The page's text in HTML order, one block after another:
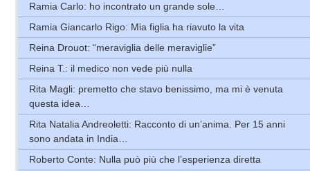
Ramia Carlo: ho incontrato un grande sole…
Ramia Giancarlo Rigo: Mia figlia ha riavuto la vita
Reina Drouot: “meraviglia delle meraviglie”
Reina T.: il medico non vede più nulla
Rita Magli: premetto che stavo benissimo, ma mi è venuta
questa idea…
Rita Natalia Andreoletti: Racconto di un’anima. Per 15 anni
sono andata in India…
Roberto Conte: Nulla può più che l’esperienza diretta